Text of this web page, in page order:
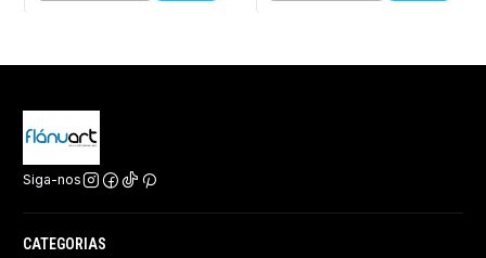
Siga-nos
CATEGORIAS